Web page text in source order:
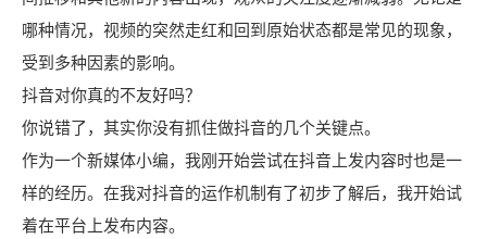
哪种情况，视频的突然走红和回到原始状态都是常见的现象，
受到多种因素的影响。
抖音对你真的不友好吗？
你说错了，其实你没有抓住做抖音的几个关键点。
作为一个新媒体小编，我刚开始尝试在抖音上发内容时也是一
样的经历。在我对抖音的运作机制有了初步了解后，我开始试
着在平台上发布内容。